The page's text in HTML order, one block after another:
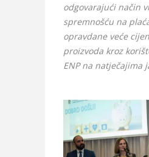
odgovarajući način
spremnošću na
opravdane veće
proizvoda kroz
ENP na natječajima